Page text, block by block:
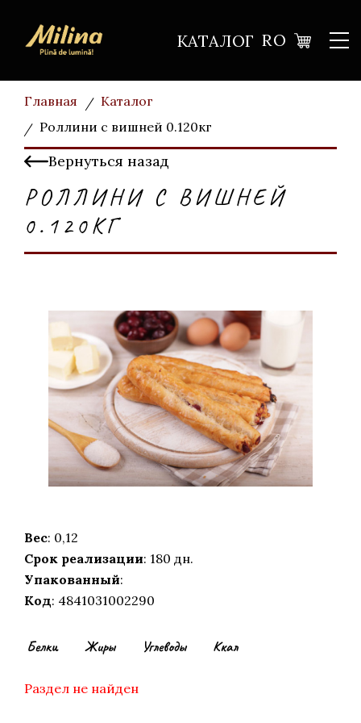
КАТАЛОГ RO
Главная
Каталог
Роллини с вишней 0.120кг
Вернуться назад
РОЛЛИНИ С ВИШНЕЙ
0.120КГ
Вес: 0,12
Срок реализации: 180 дн.
Упакованный:
Код: 4841031002290
Белки Жиры Углеводы Ккал
Раздел не найден